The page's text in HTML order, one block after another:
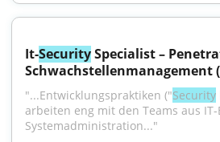
It-Security Specialist –
Schwachstellenmanagement
"...Entwicklungspraktiken ("Security
arbeiten eng mit den Teams aus
Systemadministration..."